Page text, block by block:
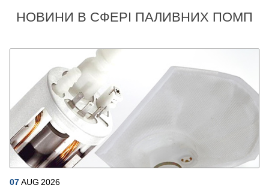
НОВИНИ В СФЕРІ ПАЛИВНИХ ПОМП
07AUG 2026